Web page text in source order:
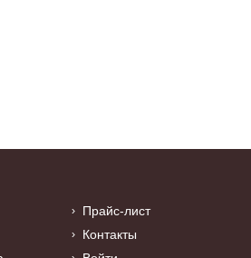
Прайс-лист
Контакты